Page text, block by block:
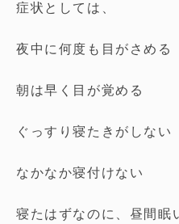
症状としては、
夜中に何度も目がさめる
朝は早く目が覚める
ぐっすり寝たきがしない
なかなか寝付けない
寝たはずなのに、昼間